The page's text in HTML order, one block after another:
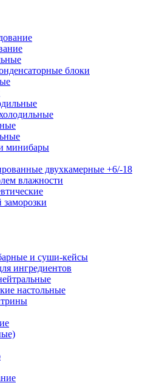
блоки
минибары
двухкамерные +6/-18
влажности
и суши-кейсы
ингредиентов
настольные